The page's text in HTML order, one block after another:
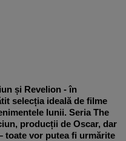
și Revelion - în
selecția ideală de filme
lunii. Seria The
producții de Oscar, dar
toate vor putea fi urmărite